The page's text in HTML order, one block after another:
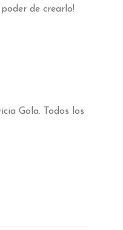
de crearlo!
Gola. Todos los